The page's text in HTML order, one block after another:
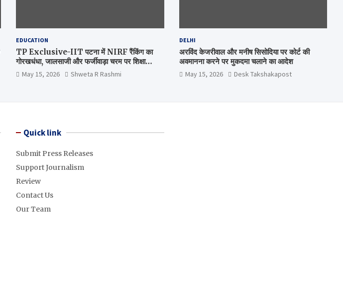
EDUCATION
TP Exclusive-IIT पटना में NIRF रैंकिंग का
गोरखधंधा, जालसाजी और फर्जीवाड़ा चरम पर शिक्षा
मंत्रालय कब जागेगा ?
May 15, 2026 Shweta R Rashmi
DELHI
अरविंद केजरीवाल और मनीष सिसोदिया पर कोर्ट की
अवमानना करने पर मुकदमा चलाने का आदेश
May 15, 2026 Desk Takshakapost
Quick link
Submit Press Releases
Support Journalism
Review
Contact Us
Our Team